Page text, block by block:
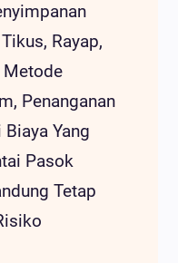
Rayap,
Metode
Penanganan
Yang
Pasok
Tetap